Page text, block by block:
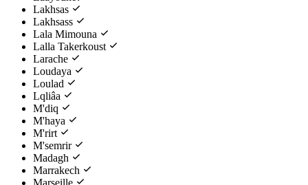
Lakhsas
Lakhsass
Lala Mimouna
Lalla Takerkoust
Larache
Loudaya
Loulad
Lqliâa
M'diq
M'haya
M'rirt
M'semrir
Madagh
Marrakech
Marseille